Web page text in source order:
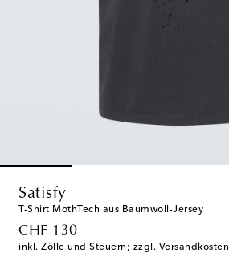
Satisfy
T-Shirt MothTech aus Baumwoll-Jersey
CHF 130
original price
inkl. Zölle und Steuern; zzgl. Versandkosten